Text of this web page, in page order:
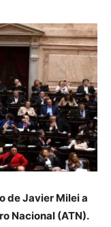
de Javier Milei a
Nacional (ATN).